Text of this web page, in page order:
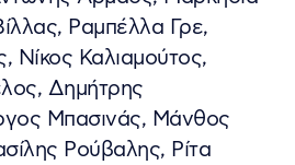
Ραμπέλλα Γρε,
Καλιαμούτος,
Δημήτρης
Μπασινάς, Μάνθος
Ρούβαλης, Ρίτα